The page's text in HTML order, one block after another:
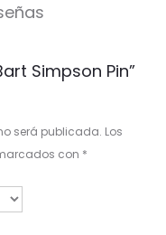
Simpson Pin”
será publicada. Los
con *